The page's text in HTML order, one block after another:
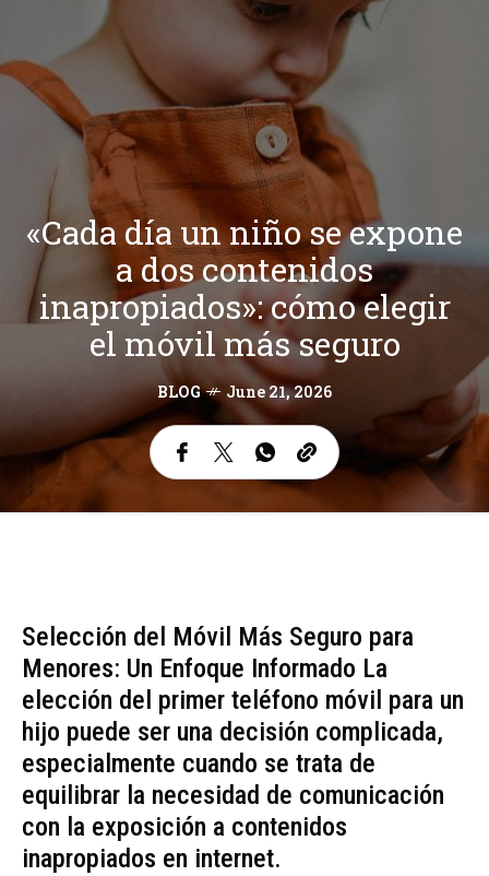
«Cada día un niño se expone
a dos contenidos
inapropiados»: cómo elegir
el móvil más seguro
BLOG June 21, 2026
Selección del Móvil Más Seguro para
Menores: Un Enfoque Informado La
elección del primer teléfono móvil para un
hijo puede ser una decisión complicada,
especialmente cuando se trata de
equilibrar la necesidad de comunicación
con la exposición a contenidos
inapropiados en internet.